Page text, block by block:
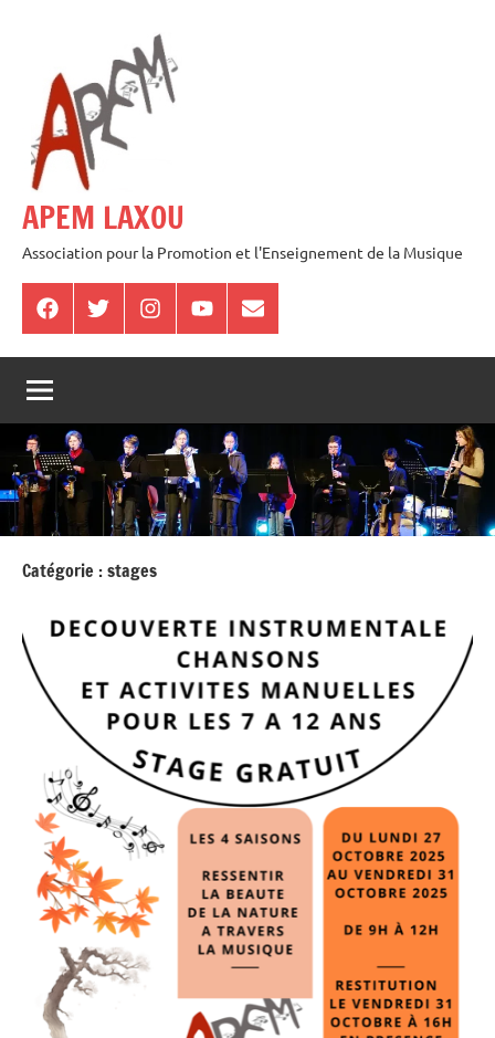
contenu
APEM LAXOU
Association pour la Promotion et l'Enseignement de la Musique
FacebookTwitterInstagramYoutube
E-
mail
Catégorie :stages